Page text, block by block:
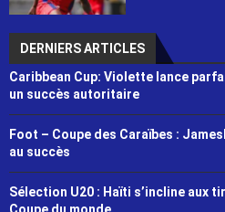
DERNIERS ARTICLES
Caribbean Cup: Violette lance
un succès autoritaire
Foot – Coupe des Caraïbes :
au succès
Sélection U20 : Haïti s’incline aux